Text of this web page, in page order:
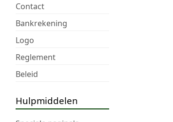
Contact
Bankrekening
Logo
Reglement
Beleid
Hulpmiddelen